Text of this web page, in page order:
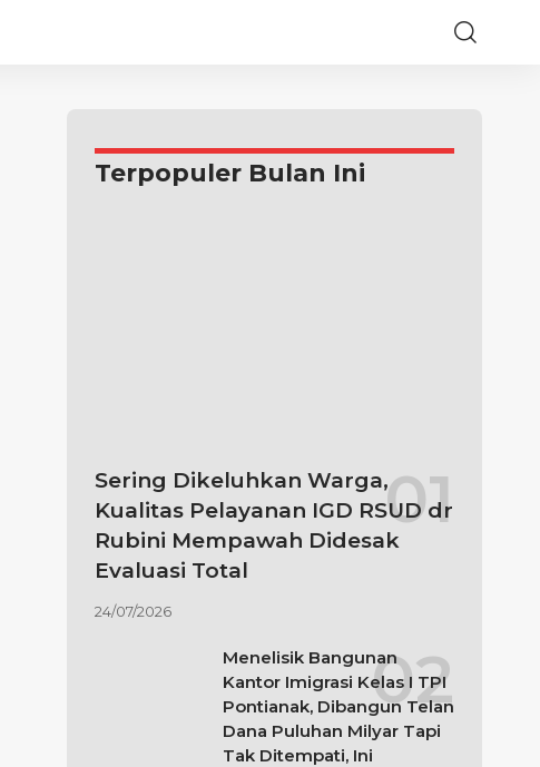
Terpopuler Bulan Ini
Sering Dikeluhkan Warga,
Kualitas Pelayanan IGD RSUD dr
Rubini Mempawah Didesak
Evaluasi Total
24/07/2026
Menelisik Bangunan
Kantor Imigrasi Kelas I TPI
Pontianak, Dibangun Telan
Dana Puluhan Milyar Tapi
Tak Ditempati, Ini